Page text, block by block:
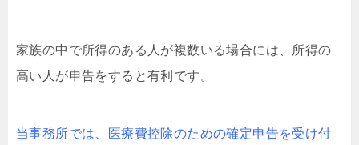
家族の中で所得のある人が複数いる場合には、所得の
高い人が申告をすると有利です。
当事務所では、医療費控除のための確定申告を受け付